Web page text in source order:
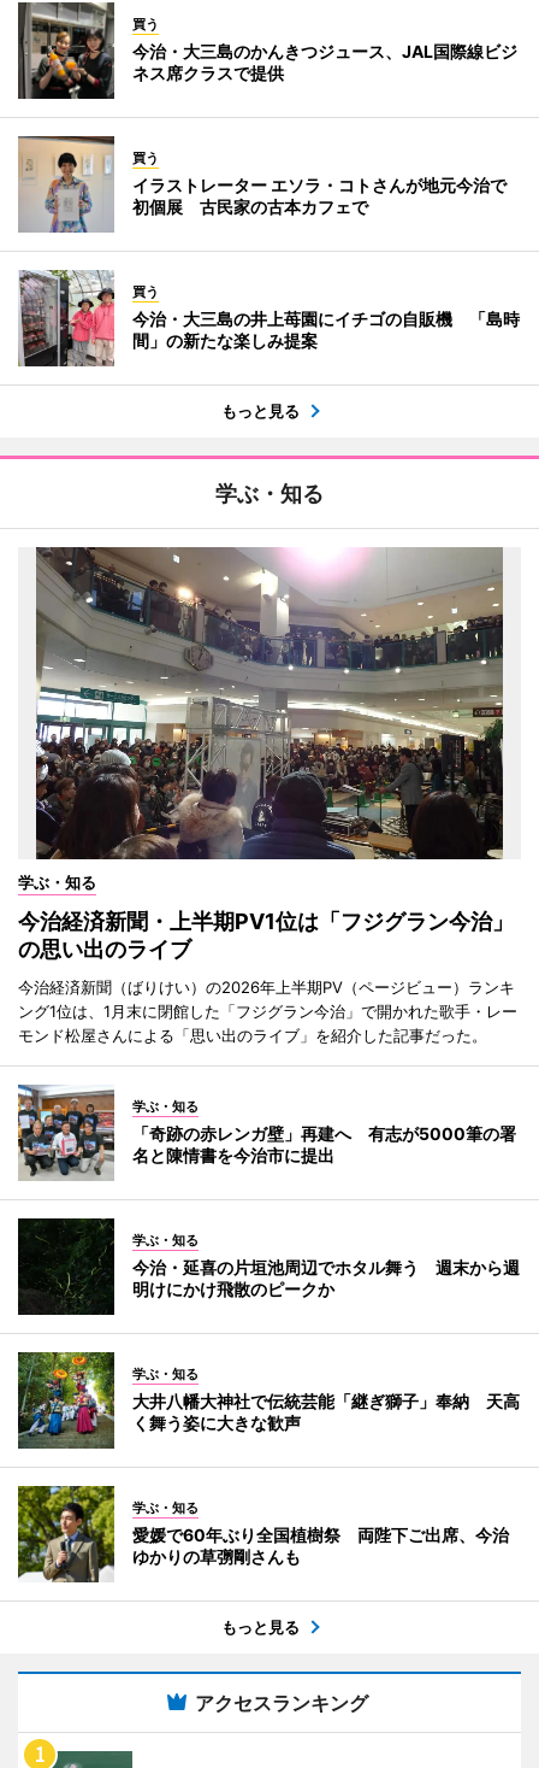
買う
今治・大三島のかんきつジュース、JAL国際線ビジ
ネス席クラスで提供
買う
イラストレーター エソラ・コトさんが地元今治で
初個展 古民家の古本カフェで
買う
今治・大三島の井上苺園にイチゴの自販機 「島時
間」の新たな楽しみ提案
もっと見る
学ぶ・知る
学ぶ・知る
今治経済新聞・上半期PV1位は「フジグラン今治」
の思い出のライブ
今治経済新聞（ばりけい）の2026年上半期PV（ページビュー）ランキ
ング1位は、1月末に閉館した「フジグラン今治」で開かれた歌手・レー
モンド松屋さんによる「思い出のライブ」を紹介した記事だった。
学ぶ・知る
「奇跡の赤レンガ壁」再建へ 有志が5000筆の署
名と陳情書を今治市に提出
学ぶ・知る
今治・延喜の片垣池周辺でホタル舞う 週末から週
明けにかけ飛散のピークか
学ぶ・知る
大井八幡大神社で伝統芸能「継ぎ獅子」奉納 天高
く舞う姿に大きな歓声
学ぶ・知る
愛媛で60年ぶり全国植樹祭 両陛下ご出席、今治
ゆかりの草彅剛さんも
もっと見る
アクセスランキング